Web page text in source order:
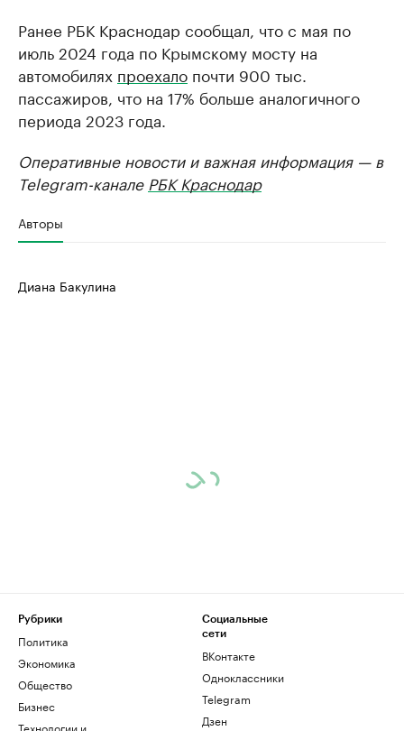
Ранее РБК Краснодар сообщал, что с мая по
июль 2024 года по Крымскому мосту на
автомобилях проехало почти 900 тыс.
пассажиров, что на 17% больше аналогичного
периода 2023 года.
Оперативные новости и важная информация — в
Telegram-канале РБК Краснодар
Авторы
Диана Бакулина
Рубрики
Политика
Экономика
Общество
Бизнес
Технологии и
Социальные
сети
ВКонтакте
Одноклассники
Telegram
Дзен